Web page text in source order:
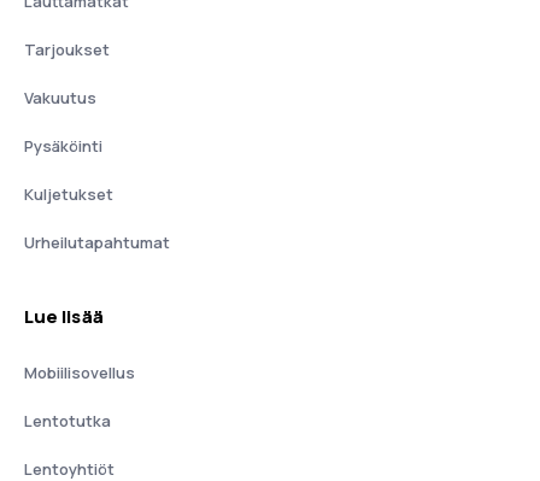
Tarjoukset
Vakuutus
Pysäköinti
Kuljetukset
Urheilutapahtumat
Lue lisää
Mobiilisovellus
Lentotutka
Lentoyhtiöt